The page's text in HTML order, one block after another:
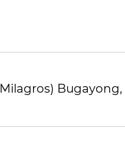
Bugayong,